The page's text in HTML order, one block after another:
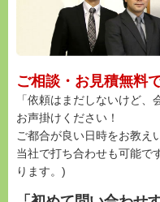
ご相談・お見積無料で
「依頼はまだしないけど
お声掛けください！
ご都合が良い日時をお教え
当社で打ち合わせも可能で
ります。)